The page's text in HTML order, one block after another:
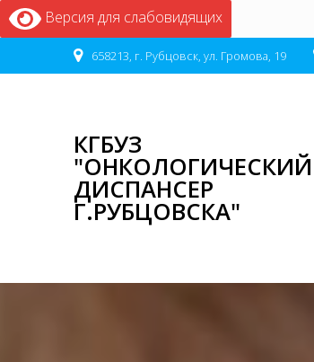
Версия для слабовидящих
658213, г. Рубцовск, ул. Громова, 19
КГБУЗ
"ОНКОЛОГИЧЕСКИЙ
ДИСПАНСЕР
Г.РУБЦОВСКА"